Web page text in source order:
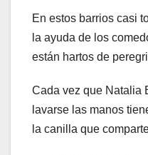
En estos barrios casi
la ayuda de los
están hartos de
Cada vez que Natalia
lavarse las manos
la canilla que